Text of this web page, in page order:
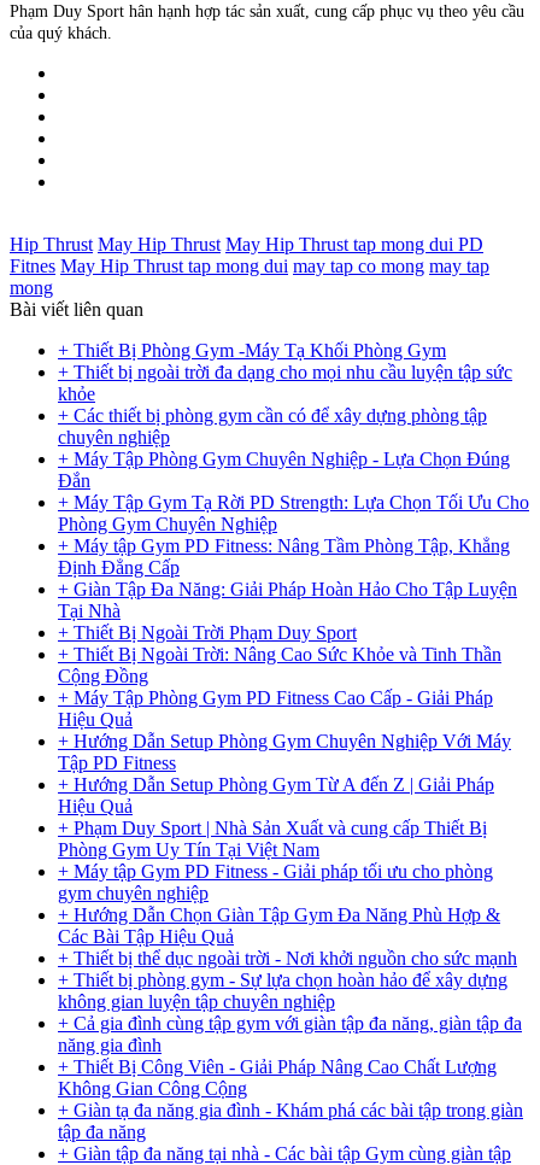
Phạm Duy Sport hân hạnh hợp tác sản xuất, cung cấp phục vụ theo yêu cầu
của quý khách.
Hip Thrust May Hip Thrust May Hip Thrust tap mong dui PD
Fitnes May Hip Thrust tap mong dui may tap co mong may tap
mong
Bài viết liên quan
+ Thiết Bị Phòng Gym -Máy Tạ Khối Phòng Gym
+ Thiết bị ngoài trời đa dạng cho mọi nhu cầu luyện tập sức
khỏe
+ Các thiết bị phòng gym cần có để xây dựng phòng tập
chuyên nghiệp
+ Máy Tập Phòng Gym Chuyên Nghiệp - Lựa Chọn Đúng
Đắn
+ Máy Tập Gym Tạ Rời PD Strength: Lựa Chọn Tối Ưu Cho
Phòng Gym Chuyên Nghiệp
+ Máy tập Gym PD Fitness: Nâng Tầm Phòng Tập, Khẳng
Định Đẳng Cấp
+ Giàn Tập Đa Năng: Giải Pháp Hoàn Hảo Cho Tập Luyện
Tại Nhà
+ Thiết Bị Ngoài Trời Phạm Duy Sport
+ Thiết Bị Ngoài Trời: Nâng Cao Sức Khỏe và Tinh Thần
Cộng Đồng
+ Máy Tập Phòng Gym PD Fitness Cao Cấp - Giải Pháp
Hiệu Quả
+ Hướng Dẫn Setup Phòng Gym Chuyên Nghiệp Với Máy
Tập PD Fitness
+ Hướng Dẫn Setup Phòng Gym Từ A đến Z | Giải Pháp
Hiệu Quả
+ Phạm Duy Sport | Nhà Sản Xuất và cung cấp Thiết Bị
Phòng Gym Uy Tín Tại Việt Nam
+ Máy tập Gym PD Fitness - Giải pháp tối ưu cho phòng
gym chuyên nghiệp
+ Hướng Dẫn Chọn Giàn Tập Gym Đa Năng Phù Hợp &
Các Bài Tập Hiệu Quả
+ Thiết bị thể dục ngoài trời - Nơi khởi nguồn cho sức mạnh
+ Thiết bị phòng gym - Sự lựa chọn hoàn hảo để xây dựng
không gian luyện tập chuyên nghiệp
+ Cả gia đình cùng tập gym với giàn tập đa năng, giàn tập đa
năng gia đình
+ Thiết Bị Công Viên - Giải Pháp Nâng Cao Chất Lượng
Không Gian Công Cộng
+ Giàn tạ đa năng gia đình - Khám phá các bài tập trong giàn
tập đa năng
+ Giàn tập đa năng tại nhà - Các bài tập Gym cùng giàn tập